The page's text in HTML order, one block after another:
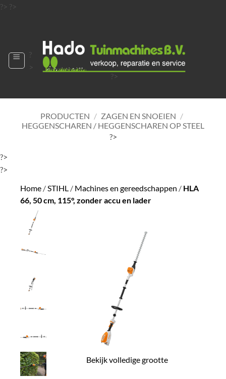
?> ?>
?>
?
PRODUCTEN / ZAGEN EN SNOEIEN /
HEGGENSCHAREN / HEGGENSCHAREN OP STEEL
?>
?>
?>
Home /STIHL / Machines en gereedschappen / HLA
66, 50 cm, 115°, zonder accu en lader
Bekijk volledige grootte